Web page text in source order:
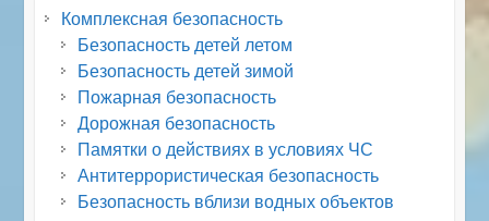
Комплексная безопасность
Безопасность детей летом
Безопасность детей зимой
Пожарная безопасность
Дорожная безопасность
Памятки о действиях в условиях ЧС
Антитеррористическая безопасность
Безопасность вблизи водных объектов